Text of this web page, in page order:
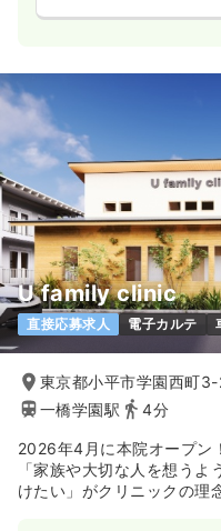
U family clinic
直接応募求人 電子カルテ
東京都小平市学園西町
一橋学園駅
4分
2026年4月に本院オープン！
「家族や大切な人を想う
けたい」がクリニックの理